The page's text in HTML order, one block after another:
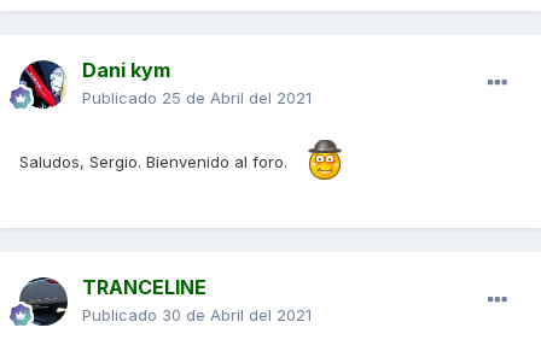
Dani kym
Publicado 25 de Abril del 2021
Saludos, Sergio. Bienvenido al foro.
TRANCELINE
Publicado 30 de Abril del 2021